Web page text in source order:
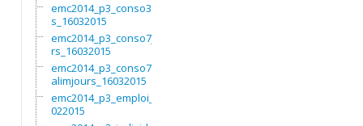
emc2014_p3_conso3moi
s_16032015
emc2014_p3_conso7jou
rs_16032015
emc2014_p3_conso7non
alimjours_16032015
emc2014_p3_emploi_27
022015